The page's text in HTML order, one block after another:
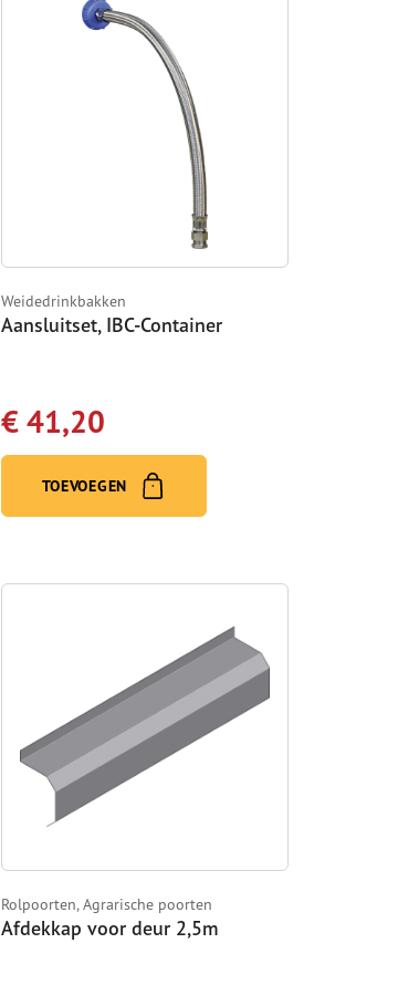
Weidedrinkbakken
Aansluitset, IBC-Container
€ 41,20
TOEVOEGEN
Rolpoorten, Agrarische poorten
Afdekkap voor deur 2,5m